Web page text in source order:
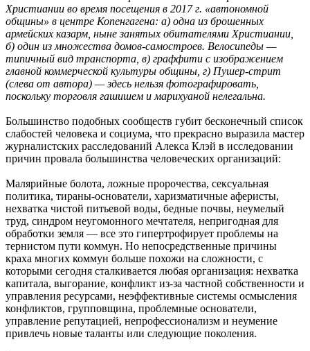
Христиании во время посещения в 2017 г. «автономной
общины» в центре Копенгагена: а) одна из брошенных
армейских казарм, ныне занятых обитателями Христиании,
б) один из множества домов-самостроев. Велосипеды —
типичный вид транспорта, в) граффити с изображением
главной коммерческой культуры общины, г) Пушер-стрит
(слева от автора) — здесь нельзя фотографировать,
поскольку торговля гашишем и марихуаной нелегальна.
Большинство подобных сообществ губит бесконечный список
слабостей человека и социума, что прекрасно выразила мастер
журналистских расследований Алекса Клэй в исследовании
причин провала большинства человеческих организаций:
Малярийные болота, ложные пророчества, сексуальная
политика, тираны-основатели, харизматичные аферисты,
нехватка чистой питьевой воды, бедные почвы, неумелый
труд, синдром неугомонного мечтателя, непригодная для
обработки земля — все это гипертрофирует проблемы на
тернистом пути коммун. Но непосредственные причины
краха многих коммун больше похожи на сложности, с
которыми сегодня сталкивается любая организация: нехватка
капитала, выгорание, конфликт из-за частной собственности и
управления ресурсами, неэффективные системы осмысления
конфликтов, групповщина, проблемные основатели,
управление репутацией, непрофессионализм и неумение
привлечь новые таланты или следующие поколения.